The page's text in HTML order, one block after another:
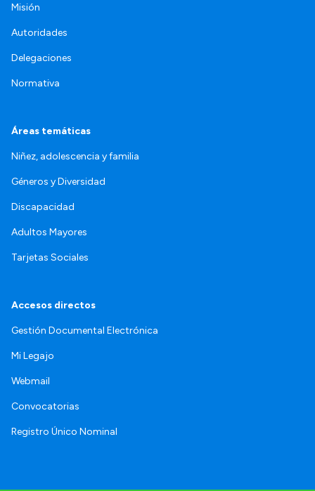
Misión
Autoridades
Delegaciones
Normativa
Áreas temáticas
Niñez, adolescencia y familia
Géneros y Diversidad
Discapacidad
Adultos Mayores
Tarjetas Sociales
Accesos directos
Gestión Documental Electrónica
Mi Legajo
Webmail
Convocatorias
Registro Único Nominal